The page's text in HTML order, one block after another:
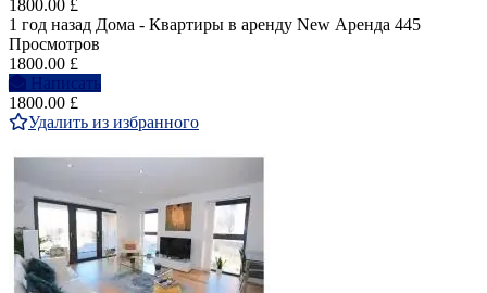
1800.00 £
1 год назад Дома - Квартиры в аренду New Аренда 445
Просмотров
1800.00 £
Написать
1800.00 £
Удалить из избранного